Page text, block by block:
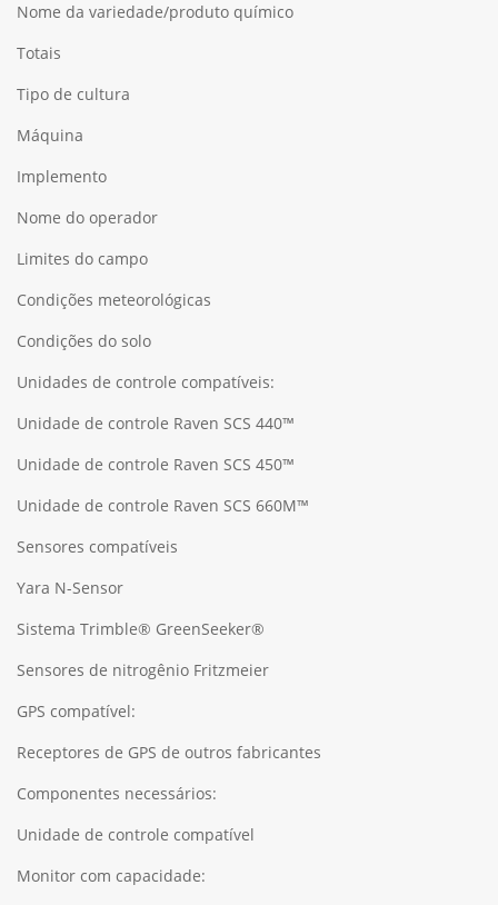
Nome da variedade/produto químico
Totais
Tipo de cultura
Máquina
Implemento
Nome do operador
Limites do campo
Condições meteorológicas
Condições do solo
Unidades de controle compatíveis:
Unidade de controle Raven SCS 440™
Unidade de controle Raven SCS 450™
Unidade de controle Raven SCS 660M™
Sensores compatíveis
Yara N-Sensor
Sistema Trimble® GreenSeeker®
Sensores de nitrogênio Fritzmeier
GPS compatível:
Receptores de GPS de outros fabricantes
Componentes necessários:
Unidade de controle compatível
Monitor com capacidade: